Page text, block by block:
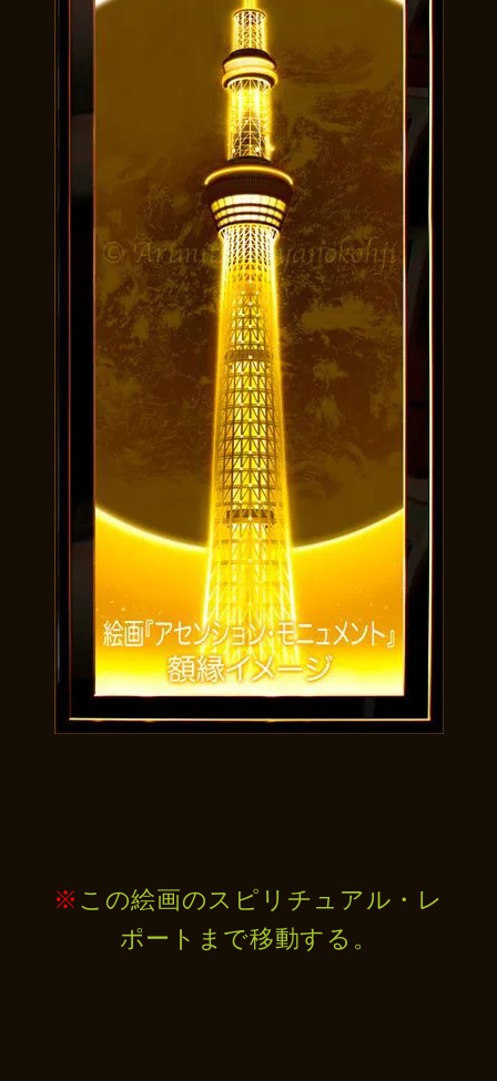
※ この絵画のスピリチュアル・レ
ポートまで移動する。